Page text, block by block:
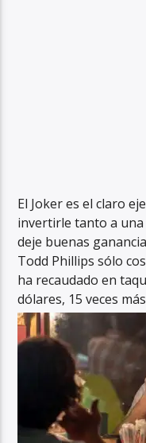
El Joker es el claro
invertirle tanto a una
deje buenas
Todd Phillips sólo
ha recaudado en
dólares, 15 veces